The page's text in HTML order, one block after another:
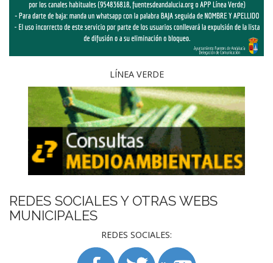
LÍNEA VERDE
REDES SOCIALES Y OTRAS WEBS
MUNICIPALES
REDES SOCIALES: